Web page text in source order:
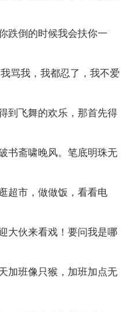
跌倒的时候我会扶你一
骂我，我都忍了，我不爱
到飞舞的欢乐，那首先得
书斋啸晚风。笔底明珠无
超市，做做饭，看看电
大伙来看戏！要问我是哪
加班像只猴，加班加点无